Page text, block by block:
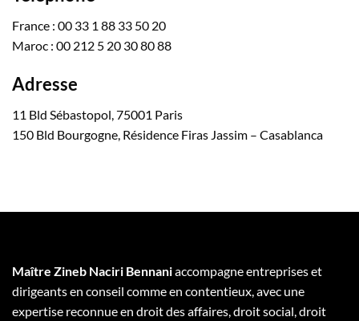
France : 00 33 1 88 33 50 20
Maroc : 00 212 5 20 30 80 88
Adresse
11 Bld Sébastopol, 75001 Paris
150 Bld Bourgogne, Résidence Firas Jassim – Casablanca
Maître Zineb Naciri Bennaniaccompagne entreprises et
dirigeants en conseil comme en contentieux, avec une
expertise reconnue en droit des affaires, droit social, droit